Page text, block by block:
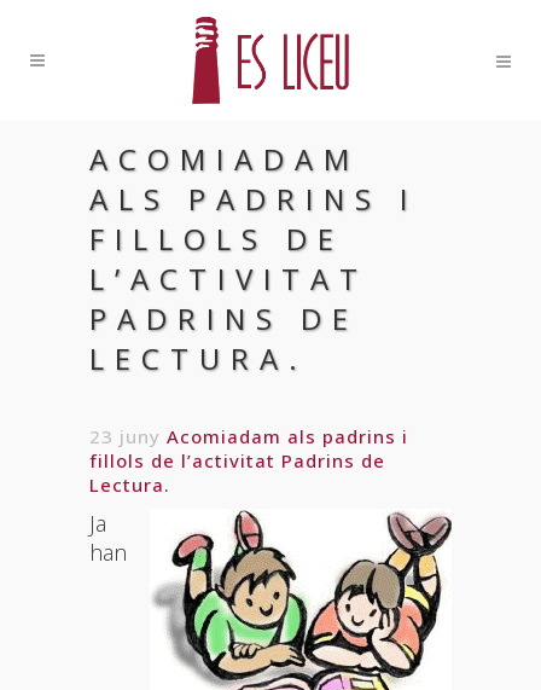
ACOMIADAM
ALS PADRINS I
FILLOLS DE
L’ACTIVITAT
PADRINS DE
LECTURA.
23 juny Acomiadam als padrins i
fillols de l’activitat Padrins de
Lectura.
Ja
han